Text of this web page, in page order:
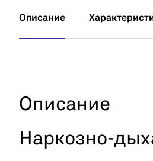
Описание
Описание
Наркозно-